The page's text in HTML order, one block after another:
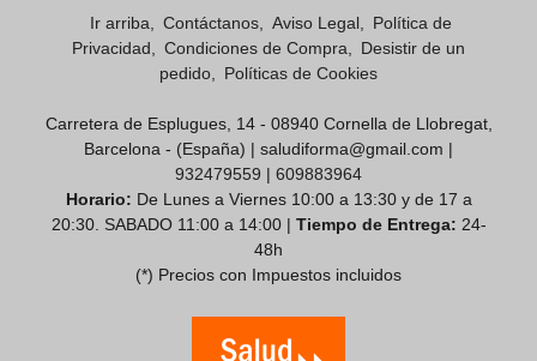
Ir arriba Contáctanos Aviso Legal
Política de
Privacidad
Condiciones de Compra
Desistir de un
pedido
Políticas de Cookies
Carretera de Esplugues, 14 - 08940 Cornella de Llobregat,
Barcelona - (España) | saludiforma@gmail.com |
932479559 | 609883964
Horario: De Lunes a Viernes 10:00 a 13:30 y de 17 a
20:30. SABADO 11:00 a 14:00 | Tiempo de Entrega: 24-
48h
(*) Precios con Impuestos incluidos